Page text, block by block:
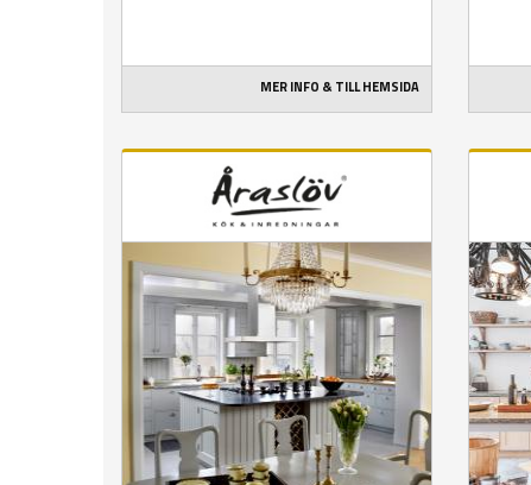
MER INFO & TILL HEMSIDA